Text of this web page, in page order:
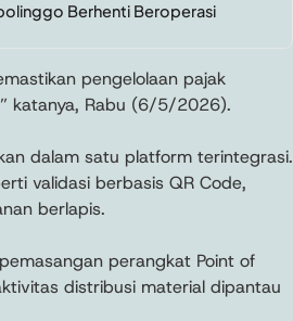
Berhenti Beroperasi
pengelolaan pajak
katanya, Rabu (6/5/2026).
dalam satu platform terintegrasi.
validasi berbasis QR Code,
berlapis.
perangkat Point of
distribusi material dipantau